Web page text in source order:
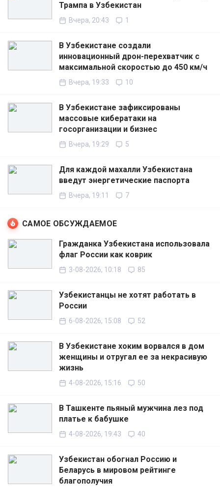
Трампа в Узбекистан
Вчера, 20:43 1
В Узбекистане создали
инновационный дрон-перехватчик с
максимальной скоростью до 450 км/ч
Вчера, 19:33 10
В Узбекистане зафиксированы
массовые кибератаки на
госорганизации и бизнес
Вчера, 19:29 5
Для каждой махалли Узбекистана
введут энергетические паспорта
Вчера, 19:11 7
САМОЕ ОБСУЖДАЕМОЕ
Гражданка Узбекистана использовала
флаг России как коврик
3-08-2026, 10:18 85
Узбекистанцы не хотят работать в
России
6-08-2026, 15:08 52
В Узбекистане хоким ворвался в дом
женщины и отругал ее за некрасивую
жизнь
4-08-2026, 15:16 50
В Ташкенте пьяный мужчина лез под
платье к бабушке
4-08-2026, 19:43 40
Узбекистан обогнал Россию и
Беларусь в мировом рейтинге
благополучия